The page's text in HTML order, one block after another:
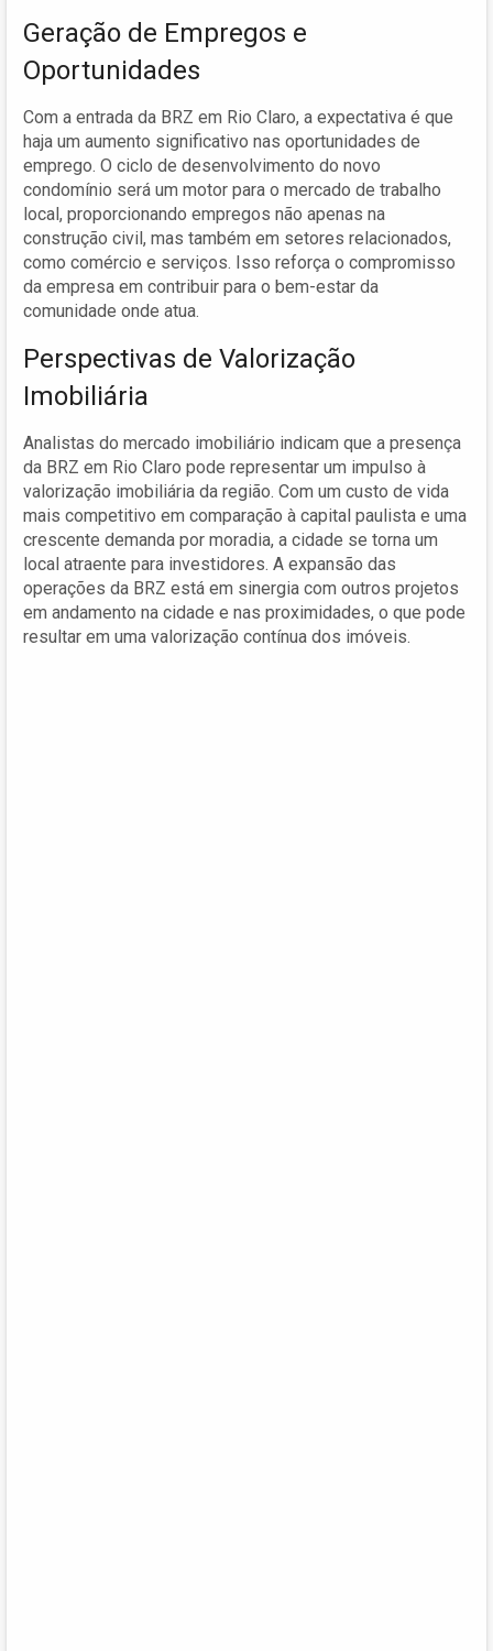
Geração de Empregos e
Oportunidades
Com a entrada da BRZ em Rio Claro, a expectativa é que
haja um aumento significativo nas oportunidades de
emprego. O ciclo de desenvolvimento do novo
condomínio será um motor para o mercado de trabalho
local, proporcionando empregos não apenas na
construção civil, mas também em setores relacionados,
como comércio e serviços. Isso reforça o compromisso
da empresa em contribuir para o bem-estar da
comunidade onde atua.
Perspectivas de Valorização
Imobiliária
Analistas do mercado imobiliário indicam que a presença
da BRZ em Rio Claro pode representar um impulso à
valorização imobiliária da região. Com um custo de vida
mais competitivo em comparação à capital paulista e uma
crescente demanda por moradia, a cidade se torna um
local atraente para investidores. A expansão das
operações da BRZ está em sinergia com outros projetos
em andamento na cidade e nas proximidades, o que pode
resultar em uma valorização contínua dos imóveis.